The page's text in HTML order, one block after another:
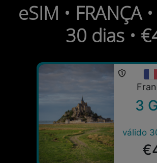
eSIM • FRANÇA
30 dias •
3
válido